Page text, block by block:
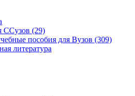
ССузов (29)
пособия для Вузов (309)
литература